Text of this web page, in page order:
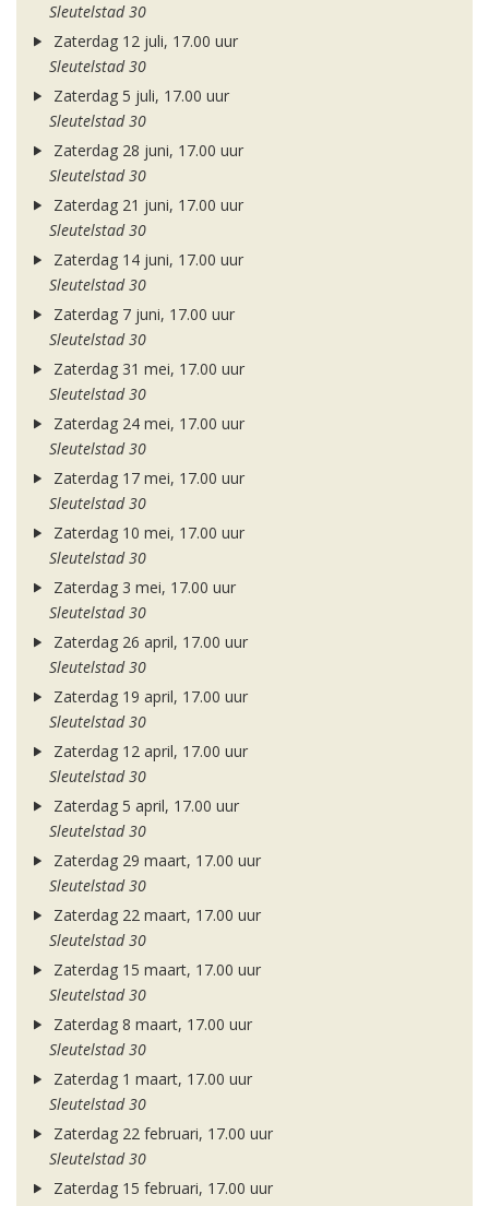
Sleutelstad 30
Zaterdag 12 juli, 17.00 uur
Sleutelstad 30
Zaterdag 5 juli, 17.00 uur
Sleutelstad 30
Zaterdag 28 juni, 17.00 uur
Sleutelstad 30
Zaterdag 21 juni, 17.00 uur
Sleutelstad 30
Zaterdag 14 juni, 17.00 uur
Sleutelstad 30
Zaterdag 7 juni, 17.00 uur
Sleutelstad 30
Zaterdag 31 mei, 17.00 uur
Sleutelstad 30
Zaterdag 24 mei, 17.00 uur
Sleutelstad 30
Zaterdag 17 mei, 17.00 uur
Sleutelstad 30
Zaterdag 10 mei, 17.00 uur
Sleutelstad 30
Zaterdag 3 mei, 17.00 uur
Sleutelstad 30
Zaterdag 26 april, 17.00 uur
Sleutelstad 30
Zaterdag 19 april, 17.00 uur
Sleutelstad 30
Zaterdag 12 april, 17.00 uur
Sleutelstad 30
Zaterdag 5 april, 17.00 uur
Sleutelstad 30
Zaterdag 29 maart, 17.00 uur
Sleutelstad 30
Zaterdag 22 maart, 17.00 uur
Sleutelstad 30
Zaterdag 15 maart, 17.00 uur
Sleutelstad 30
Zaterdag 8 maart, 17.00 uur
Sleutelstad 30
Zaterdag 1 maart, 17.00 uur
Sleutelstad 30
Zaterdag 22 februari, 17.00 uur
Sleutelstad 30
Zaterdag 15 februari, 17.00 uur